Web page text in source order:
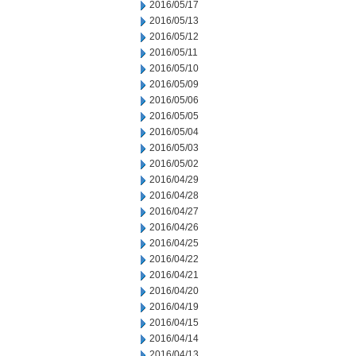
2016/05/17
2016/05/13
2016/05/12
2016/05/11
2016/05/10
2016/05/09
2016/05/06
2016/05/05
2016/05/04
2016/05/03
2016/05/02
2016/04/29
2016/04/28
2016/04/27
2016/04/26
2016/04/25
2016/04/22
2016/04/21
2016/04/20
2016/04/19
2016/04/15
2016/04/14